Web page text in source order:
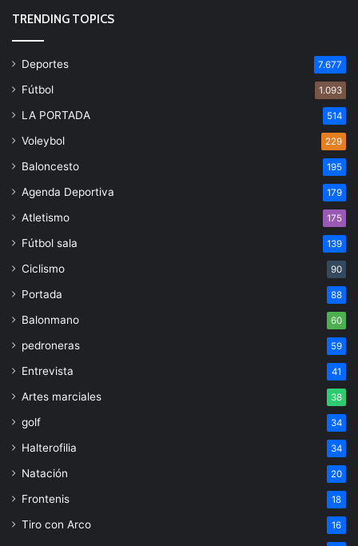
TRENDING TOPICS
Deportes 7.677
Fútbol 1.093
LA PORTADA 514
Voleybol 229
Baloncesto 195
Agenda Deportiva 179
Atletismo 175
Fútbol sala 139
Ciclismo 90
Portada 88
Balonmano 60
pedroneras 59
Entrevista 41
Artes marciales 38
golf 34
Halterofilia 34
Natación 20
Frontenis 18
Tiro con Arco 16